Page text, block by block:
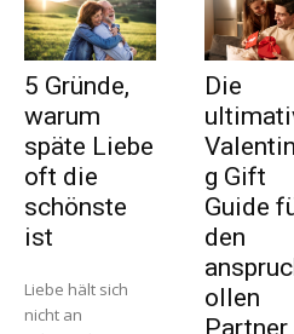
5 Gründe,
warum
späte Liebe
oft die
schönste
ist
Liebe hält sich
nicht an
Die
g Gift
Guide
den
ollen
Partner